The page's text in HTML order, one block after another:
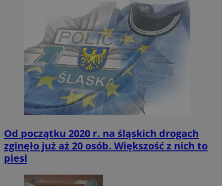
Od początku 2020 r. na śląskich drogach
zginęło już aż 20 osób. Większość z nich to
piesi